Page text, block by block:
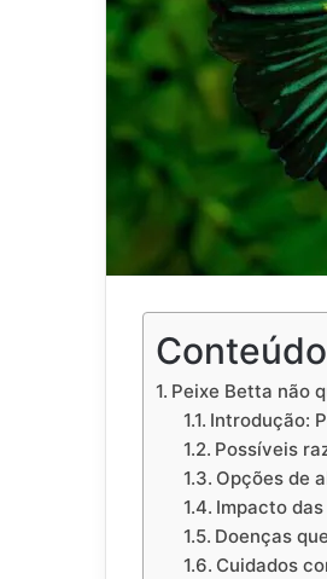
Conteúdo
Peixe Betta não
Introdução:
Possíveis
Opções de
Impacto
Doenças
Cuidados